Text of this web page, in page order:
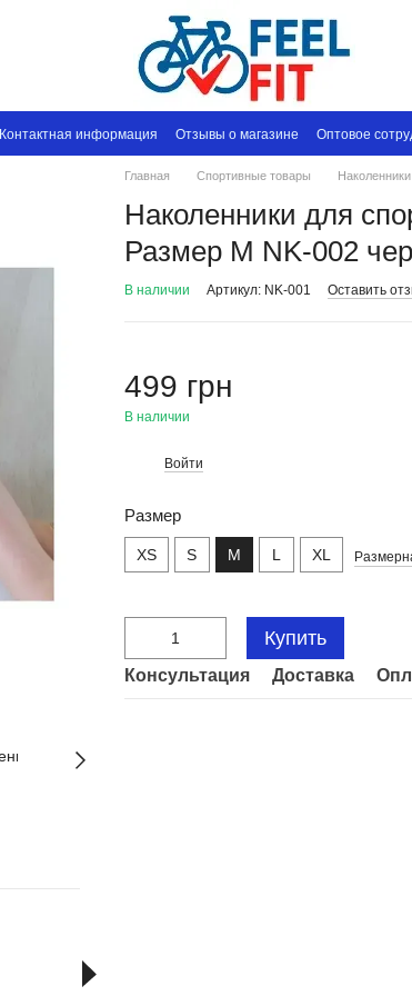
Контактная информация Отзывы о магазине Оптовое
Главная Спортивные товары Наколенники
Наколенники для
Размер M NK-002
В наличии Артикул: NK-001 Оставить
499 грн
В наличии
Войти
Размер
XS S M L XL
Купить
Консультация Доставка